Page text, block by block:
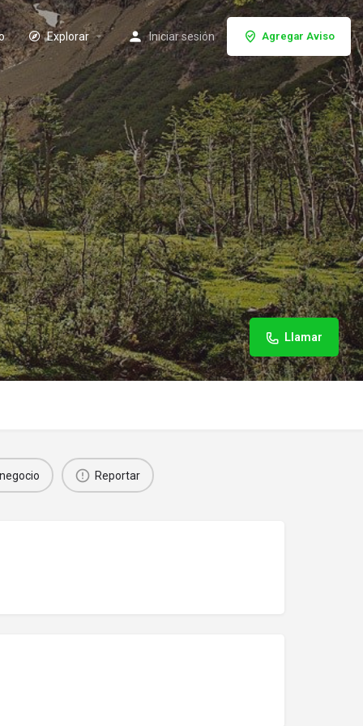
Explorar Iniciar sesión Agregar Aviso
Llamar
Reportar